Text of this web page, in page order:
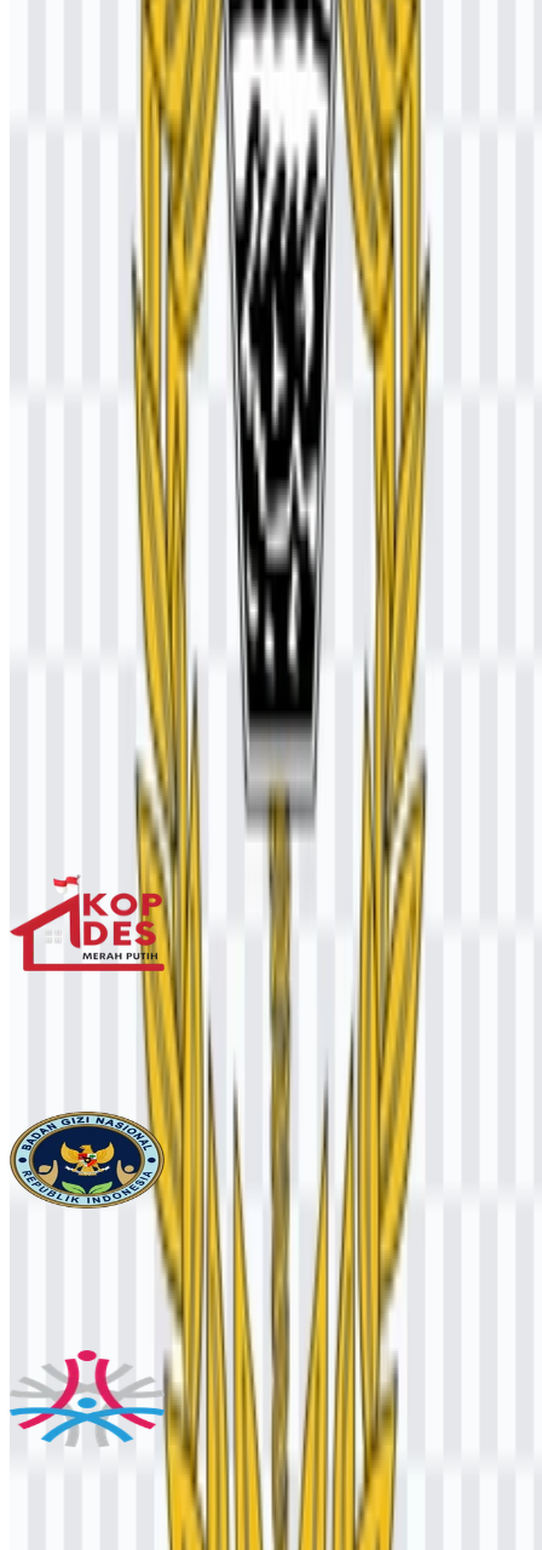
Warna apa yang mendefinisikan identitas
Palet yang digunakan adalah emas, hitam, dan putih, sehingga
memberi tampilan yang formal, protektif, dan institusional.
Konten Dibuat oleh AI
Deskripsi ini dibuat oleh AI dan mungkin mengandung
Lainnya dari Lembaga Pemerintah
Koperasi Desa Merah Putih / Kopdes
Badan Gizi Nasional (BGN)
Badan Kepegawaian Negara (BKN)